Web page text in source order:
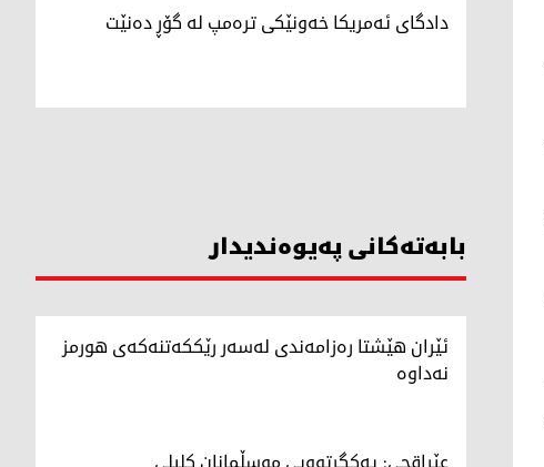
دادگای ئەمریکا خەونێکی ترەمپ لە گۆڕ دەنێت
بابەتەکانی پەیوەندیدار
ئێران هێشتا رەزامەندی لەسەر رێککەتنەکەی هورمز
نەداوە